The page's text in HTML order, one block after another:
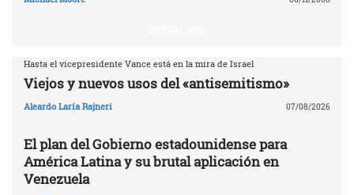
Hasta el vicepresidente Vance está en la mira de Israel
Viejos y nuevos usos del «antisemitismo»
Aleardo Laría Rajneri 07/08/2026
El plan del Gobierno estadounidense para
América Latina y su brutal aplicación en
Venezuela